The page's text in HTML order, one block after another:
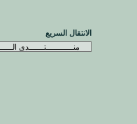
الانتقال السريع